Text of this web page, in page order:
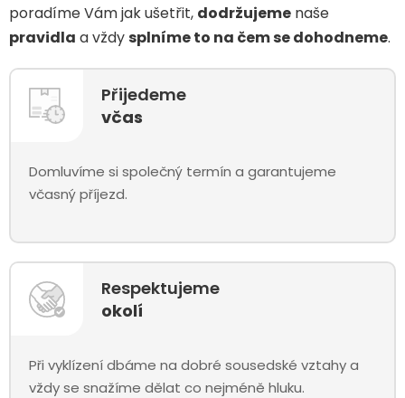
poradíme Vám jak ušetřit, dodržujeme naše
pravidla a vždy splníme to na čem se dohodneme.
Přijedeme
včas
Domluvíme si společný termín a garantujeme
včasný příjezd.
Respektujeme
okolí
Při vyklízení dbáme na dobré sousedské vztahy a
vždy se snažíme dělat co nejméně hluku.